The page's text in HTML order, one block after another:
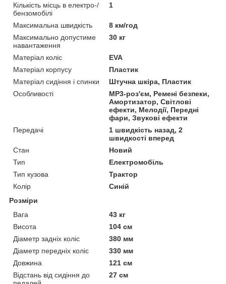
Кількість місць в електро-/
бензомобілі
1
Максимальна швидкість
8 км/год
Максимально допустиме
навантаження
30 кг
Матеріал коліс
EVA
Матеріал корпусу
Пластик
Матеріал сидіння і спинки
Штучна шкіра, Пластик
Особливості
MP3-роз'єм, Ремені безпеки,
Амортизатор, Світлові
ефекти, Мелодії, Передні
фари, Звукові ефекти
Передачі
1 швидкість назад, 2
швидкості вперед
Стан
Новий
Тип
Електромобіль
Тип кузова
Трактор
Колір
Синій
Розміри
Вага
43 кг
Висота
104 см
Діаметр задніх коліс
380 мм
Діаметр передніх коліс
330 мм
Довжина
121 см
Відстань від сидіння до
27 см